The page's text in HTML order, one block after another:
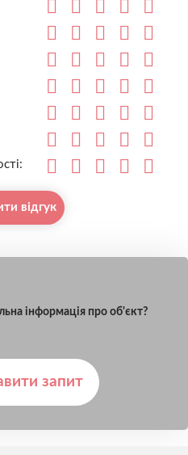
відгук
інформація про об'єкт?
запит